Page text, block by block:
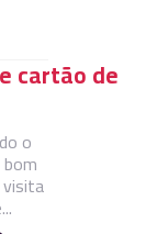
cartão de
o